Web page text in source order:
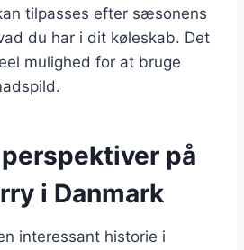
tilpasses efter sæsonens
du har i dit køleskab. Det
mulighed for at bruge
på
i Danmark
interessant historie i